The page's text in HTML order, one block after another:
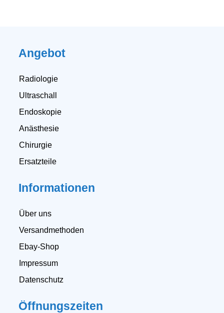
Angebot
Radiologie
Ultraschall
Endoskopie
Anästhesie
Chirurgie
Ersatzteile
Informationen
Über uns
Versandmethoden
Ebay-Shop
Impressum
Datenschutz
Öffnungszeiten